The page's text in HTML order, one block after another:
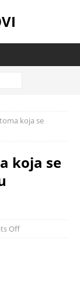
koja se
koja se
Off